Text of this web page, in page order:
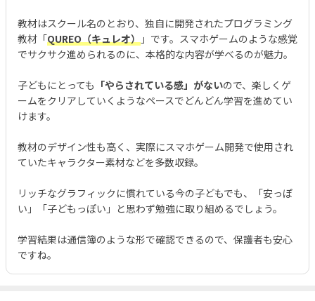
教材はスクール名のとおり、独自に開発されたプログラミング
教材「QUREO（キュレオ）
」です。スマホゲームのような感覚
でサクサク進められるのに、本格的な内容が学べるのが魅力。
子どもにとっても 「やらされている感」がないので、楽しくゲ
ームをクリアしていくようなペースでどんどん学習を進めてい
けます。
教材のデザイン性も高く、実際にスマホゲーム開発で使用され
ていたキャラクター素材などを多数収録。
リッチなグラフィックに慣れている今の子どもでも、「安っぽ
い」「子どもっぽい」と思わず勉強に取り組めるでしょう。
学習結果は通信簿のような形で確認できるので、保護者も安心
ですね。